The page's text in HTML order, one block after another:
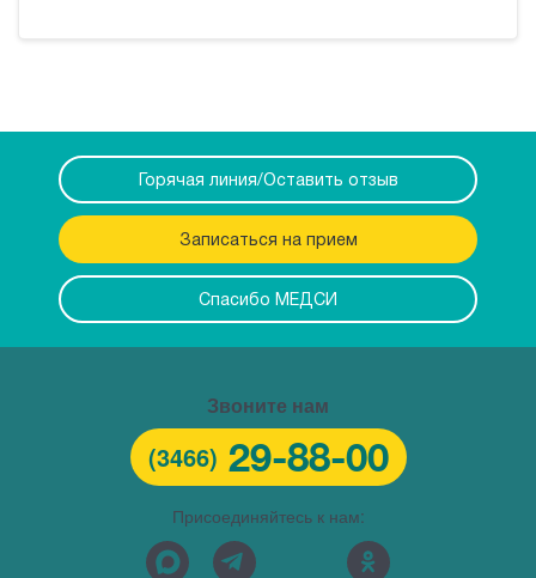
Горячая линия/Оставить отзыв
Записаться на прием
Спасибо МЕДСИ
Звоните нам
(3466) 29-88-00
Присоединяйтесь к нам: